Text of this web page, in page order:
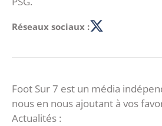
Réseaux sociaux :
Foot Sur 7 est un média
nous en nous ajoutant à vos
Actualités :